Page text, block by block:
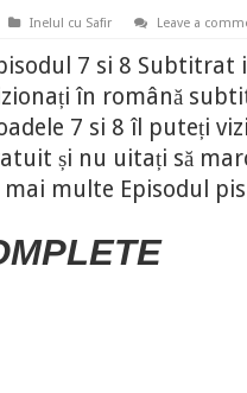
Inelul cu Safir Leave a
7 si 8
în română
7 si 8 îl puteți
și nu uitați să
multe Episodul